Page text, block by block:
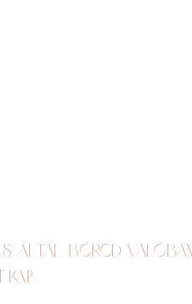
által bőröd
kap